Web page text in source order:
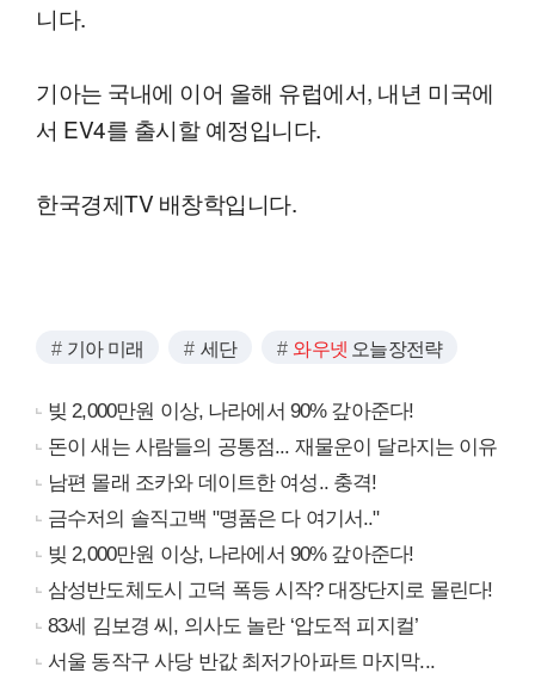
니다.
기아는 국내에 이어 올해 유럽에서, 내년 미국에
서 EV4를 출시할 예정입니다.
한국경제TV 배창학입니다.
기아 미래 세단 와우넷 오늘장전략
빚 2,000만원 이상, 나라에서 90% 갚아준다!
돈이 새는 사람들의 공통점... 재물운이 달라지는 이유
남편 몰래 조카와 데이트한 여성.. 충격!
금수저의 솔직고백 "명품은 다 여기서.."
빚 2,000만원 이상, 나라에서 90% 갚아준다!
삼성반도체도시 고덕 폭등 시작? 대장단지로 몰린다!
83세 김보경 씨, 의사도 놀란 ‘압도적 피지컬’
서울 동작구 사당 반값 최저가아파트 마지막...